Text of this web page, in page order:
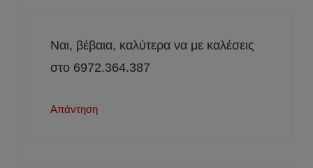
Ναι, βέβαια, καλύτερα να με καλέσεις
στο 6972.364.387
Απάντηση